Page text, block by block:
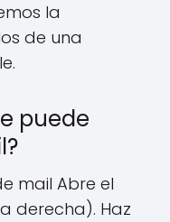
la
de una
puede
mail Abre el
derecha). Haz